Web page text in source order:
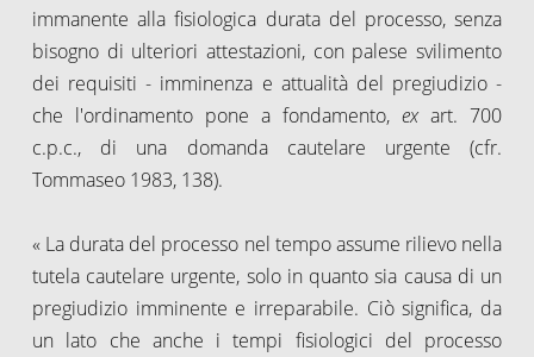
immanente alla fisiologica durata del processo, senza
bisogno di ulteriori attestazioni, con palese svilimento
dei requisiti - imminenza e attualità del pregiudizio -
che l'ordinamento pone a fondamento, exart. 700
c.p.c., di una domanda cautelare urgente (cfr.
Tommaseo 1983, 138).
« La durata del processo nel tempo assume rilievo nella
tutela cautelare urgente, solo in quanto sia causa di un
pregiudizio imminente e irreparabile. Ciò significa, da
un lato che anche i tempi fisiologici del processo